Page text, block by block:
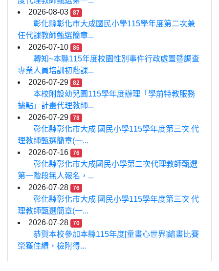
2026-08-03
87
彰化縣彰化市大成國民小學115學年度第二次兼
任代課教師甄選簡章...
2026-07-10
86
轉知~本縣115年度校園性別事件行政處置暨調查
專業人員培訓初階課...
2026-07-29
82
本校附設幼兒園115學年度辦理「學前特教服務
據點」計畫代理教師...
2026-07-29
78
彰化縣彰化市大成 國民小學115學年度第三次 代
理教師甄選簡章(一...
2026-07-16
76
彰化縣彰化市大成國民小學第二次代理教師甄選
第一階段無人報名，...
2026-07-28
76
彰化縣彰化市大成 國民小學115學年度第三次 代
理教師甄選簡章(一...
2026-07-28
70
恭賀本校參加本縣115年度[童畫心世界]繪畫比賽
榮獲佳績，檢附得...